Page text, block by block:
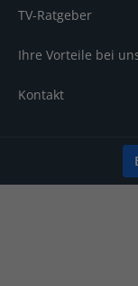
TV-Ratgeber
Ihre Vorteile bei
Kontakt